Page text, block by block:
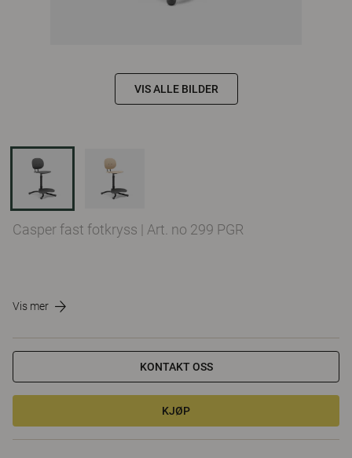
VIS ALLE BILDER
Casper fast fotkryss | Art. no 299 PGR
Vis mer
KONTAKT OSS
KJØP